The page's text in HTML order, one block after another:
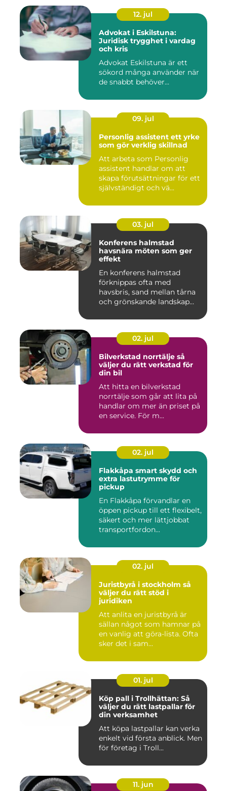
12. jul
Advokat i Eskilstuna:
Juridisk trygghet i vardag
och kris
Advokat Eskilstuna är ett
sökord många använder när
de snabbt behöver...
09. jul
Personlig assistent ett yrke
som gör verklig skillnad
Att arbeta som Personlig
assistent handlar om att
skapa förutsättningar för ett
självständigt och vä...
03. jul
Konferens halmstad
havsnära möten som ger
effekt
En konferens halmstad
förknippas ofta med
havsbris, sand mellan tårna
och grönskande landskap
02. jul
Bilverkstad norrtälje så
väljer du rätt verkstad för
din bil
Att hitta en bilverkstad
norrtälje som går att lita på
handlar om mer än priset på
en service. För m...
02. jul
Flakkåpa smart skydd och
extra lastutrymme för
pickup
En Flakkåpa förvandlar en
öppen pickup till ett flexibelt,
säkert och mer lättjobbat
transportfordon...
02. jul
Juristbyrå i stockholm så
väljer du rätt stöd i
juridiken
Att anlita en juristbyrå är
sällan något som hamnar på
en vanlig att göra-lista. Ofta
sker det i sam...
01. jul
Köp pall i Trollhättan: Så
väljer du rätt lastpallar för
din verksamhet
Att köpa lastpallar kan verka
enkelt vid första anblick. Men
för företag i Troll...
11. jun